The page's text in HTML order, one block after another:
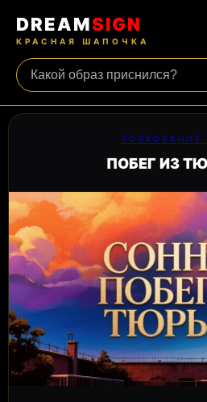
DREAMSIGN
КРАСНАЯ ШАПОЧКА
ТОЛКОВАНИЕ
ПОБЕГ ИЗ